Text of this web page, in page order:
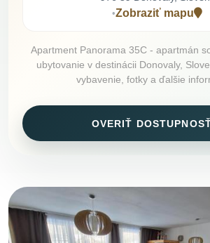
•Zobraziť mapu
Apartment Panorama 35C - apartmán
ubytovanie v destinácii Donovaly,
vybavenie, fotky a ďalšie
OVERIŤ